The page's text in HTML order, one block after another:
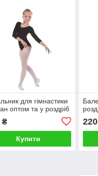
для гімнастики
оптом та у роздріб
₴
Купити
220